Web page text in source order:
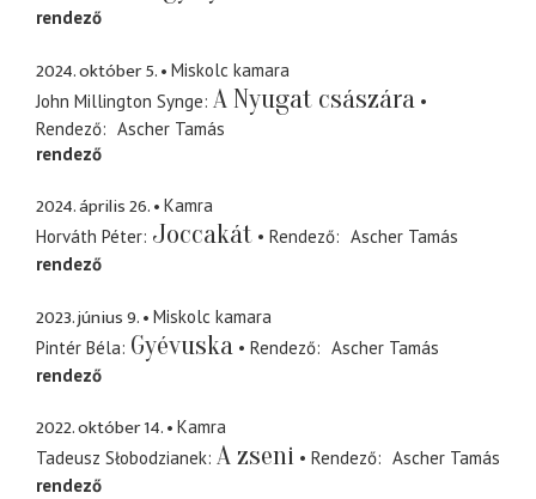
rendező
2024. október 5.
Miskolc kamara
John Millington Synge A Nyugat császára
Rendező
Ascher Tamás
rendező
2024. április 26.
Kamra
Horváth Péter Joccakát Rendező
Ascher Tamás
rendező
2023. június 9.
Miskolc kamara
Pintér Béla Gyévuska Rendező
Ascher Tamás
rendező
2022. október 14.
Kamra
Tadeusz Słobodzianek A zseni Rendező
Ascher Tamás
rendező